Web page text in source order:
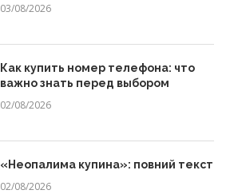
03/08/2026
Как купить номер телефона: что
важно знать перед выбором
02/08/2026
«Неопалима купина»: повний текст
02/08/2026